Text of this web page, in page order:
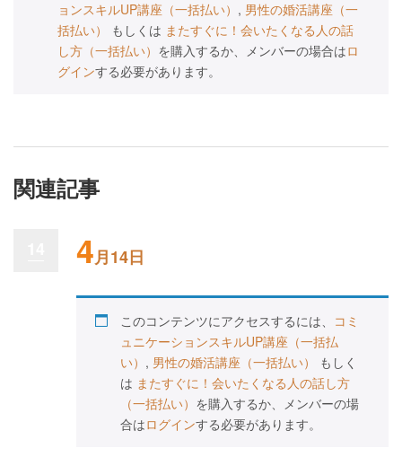
ョンスキルUP講座（一括払い） , 男性の婚活講座（一
括払い）
もしくは またすぐに！会いたくなる人の話
し方（一括払い） を購入するか、メンバーの場合はロ
グインする必要があります。
関連記事
4月14日
このコンテンツにアクセスするには、 コミ
ュニケーションスキルUP講座（一括払
い） , 男性の婚活講座（一括払い）
もしく
は またすぐに！会いたくなる人の話し方
（一括払い） を購入するか、メンバーの場
合はログインする必要があります。